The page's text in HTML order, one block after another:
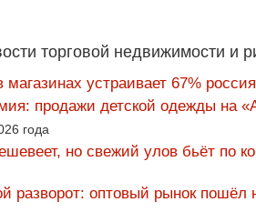
торговой недвижимости и
магазинах устраивает 67%
продажи детской одежды на
года
но свежий улов бьёт по
разворот: оптовый рынок